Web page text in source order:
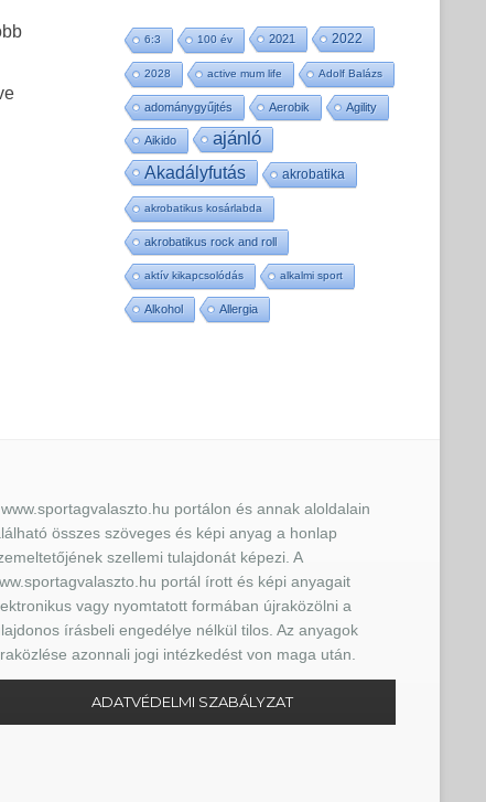
6:3 100 év 2021 2022
2028 active mum life Adolf Balázs
adománygyűjtés Aerobik Agility
Aikido ajánló
Akadályfutás akrobatika
akrobatikus kosárlabda
akrobatikus rock and roll
aktív kikapcsolódás alkalmi sport
Alkohol Allergia
portálon és annak aloldalain
összes szöveges és képi anyag a honlap
szellemi tulajdonát képezi. A
portál írott és képi anyagait
vagy nyomtatott formában újraközölni a
írásbeli engedélye nélkül tilos. Az anyagok
azonnali jogi intézkedést von maga után.
ADATVÉDELMI SZABÁLYZAT